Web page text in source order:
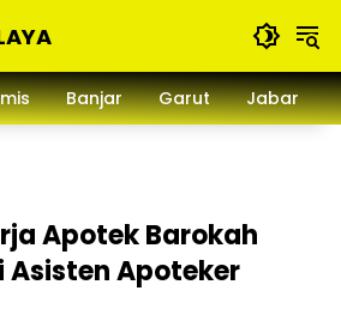
Banjar Garut Jabar
Apotek Barokah
Asisten Apoteker